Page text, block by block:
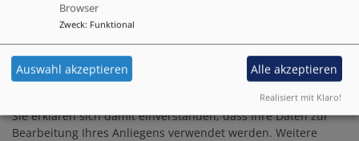
Bitte geben Sie in Ihrer Nachricht keine Links oder
Internetadressen an.
Sie erklären sich damit einverstanden, dass Ihre Daten zur
Bearbeitung Ihres Anliegens verwendet werden. Weitere
Browser
Zweck: Funktional
Auswahl akzeptieren Alle akzeptieren
Realisiert mit Klaro!